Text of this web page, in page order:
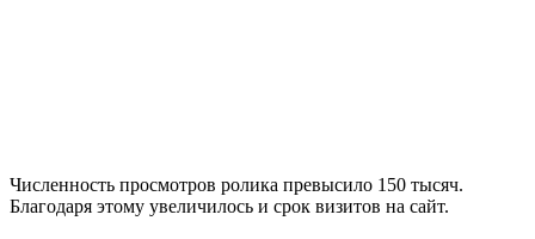
Численность просмотров ролика превысило 150 тысяч.
Благодаря этому увеличилось и срок визитов на сайт.